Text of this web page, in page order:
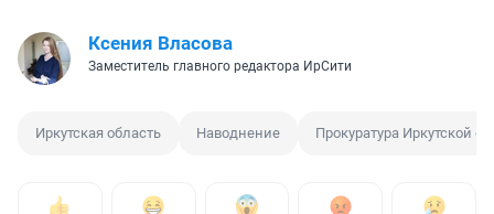
Ксения Власова
Заместитель главного редактора ИрСити
Иркутская область Наводнение Прокуратура Иркутской